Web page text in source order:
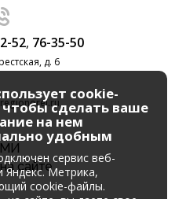
52, 76-35-50
д. 6
сайте
cookie-
сделать ваше
на нем
удобным
сервис веб-
Яндекс. Метрика,
cookie-файлы.